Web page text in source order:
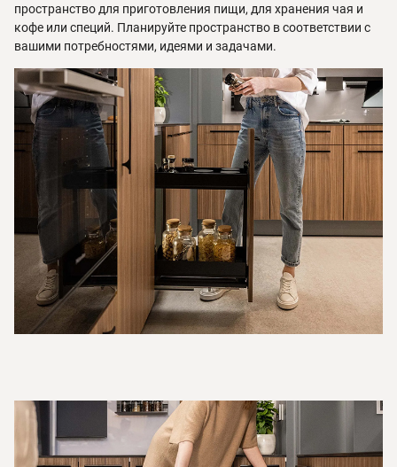
пространство для приготовления пищи, для хранения чая и
кофе или специй. Планируйте пространство в соответствии с
вашими потребностями, идеями и задачами.